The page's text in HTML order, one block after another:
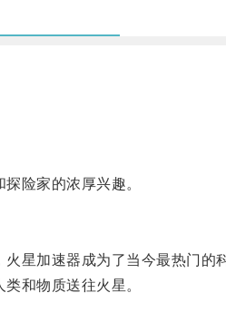
险家的浓厚兴趣。
加速器成为了当今最热门的
和物质送往火星。